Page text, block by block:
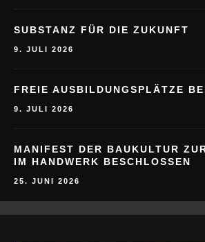
SUBSTANZ FÜR DIE ZUKUNFT
9. JULI 2026
FREIE AUSBILDUNGSPLÄTZE
9. JULI 2026
MANIFEST DER BAUKULTUR
IM HANDWERK BESCHLOSSEN
25. JUNI 2026